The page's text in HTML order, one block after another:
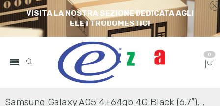
VISITA LA NOSTRA SEZIONE DEDICATA AGLI
ELETTRODOMESTICI
0
Samsung Galaxy A05 4+64gb 4G Black (6.7″), ,